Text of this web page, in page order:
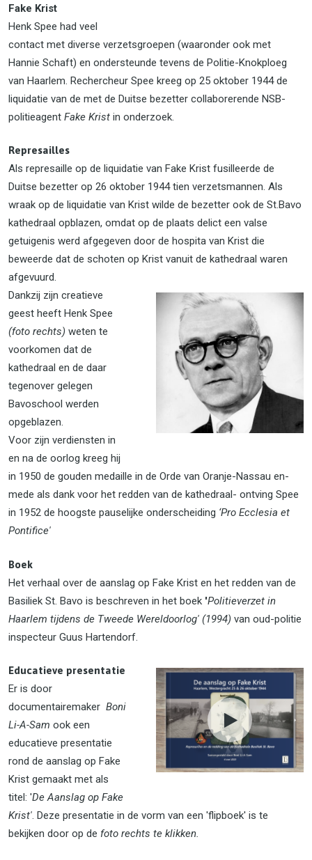
Fake Krist
Henk Spee had veel
contact met diverse verzetsgroepen (waaronder ook met
Hannie Schaft) en ondersteunde tevens de Politie-Knokploeg
van Haarlem. Rechercheur Spee kreeg op 25 oktober 1944 de
liquidatie van de met de Duitse bezetter collaborerende NSB-
politieagent Fake Krist in onderzoek.
Represailles
Als represaille op de liquidatie van Fake Krist fusilleerde de
Duitse bezetter op 26 oktober 1944 tien verzetsmannen. Als
wraak op de liquidatie van Krist wilde de bezetter ook de St.Bavo
kathedraal opblazen, omdat op de plaats delict een valse
getuigenis werd afgegeven door de hospita van Krist die
beweerde dat de schoten op Krist vanuit de kathedraal waren
afgevuurd.
Dankzij zijn creatieve
geest heeft Henk Spee
(foto rechts) weten te
voorkomen dat de
kathedraal en de daar
tegenover gelegen
Bavoschool werden
opgeblazen.
Voor zijn verdiensten in
en na de oorlog kreeg hij
in 1950 de gouden medaille in de Orde van Oranje-Nassau en-
mede als dank voor het redden van de kathedraal- ontving Spee
in 1952 de hoogste pauselijke onderscheiding ‘Pro Ecclesia et
Pontifice'
Boek
Het verhaal over de aanslag op Fake Krist en het redden van de
Basiliek St. Bavo is beschreven in het boek 'Politieverzet in
Haarlem tijdens de Tweede Wereldoorlog' (1994) van oud-politie
inspecteur Guus Hartendorf.
Educatieve presentatie
Er is door
documentairemaker Boni
Li-A-Sam ook een
educatieve presentatie
rond de aanslag op Fake
Krist gemaakt met als
titel: 'De Aanslag op Fake
Krist'. Deze presentatie in de vorm van een 'flipboek' is te
bekijken door op de foto rechts te klikken.